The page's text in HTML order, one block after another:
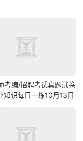
考编/招聘考试真题试卷
知识每日一练10月13日